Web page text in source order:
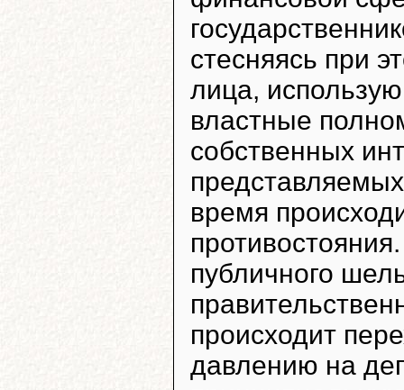
стесняясь при
лица,
властные
собственных
время
публичного
происходит
давлению на